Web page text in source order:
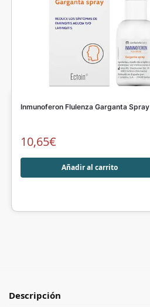
Inmunoferon Flulenza Garganta Spray
10,65€
Añadir al carrito
Descripción